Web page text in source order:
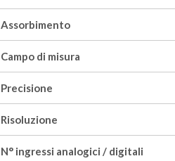
Assorbimento
Campo di misura
Precisione
Risoluzione
N° ingressi analogici / digitali